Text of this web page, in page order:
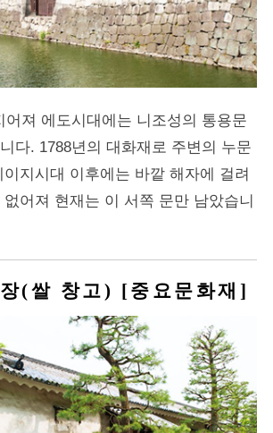
어져 에도시대에는 니조성의 통용문
다. 1788년의 대화재로 주변의 누문
지시대 이후에는 바깥 해자에 걸려
어져 현재는 이 서쪽 문만 남았습니
(쌀 창고) [중요문화재]